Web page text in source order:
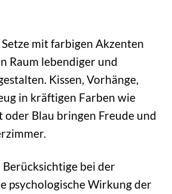
Setze mit farbigen Akzenten
Raum lebendiger und
Kissen, Vorhänge,
in kräftigen Farben wie
oder Blau bringen Freude und
Berücksichtige bei der
psychologische Wirkung der